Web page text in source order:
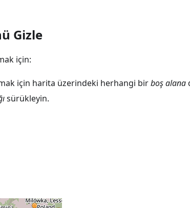
Gizle
için:
için harita üzerindeki herhangi birboş alana
sürükleyin.